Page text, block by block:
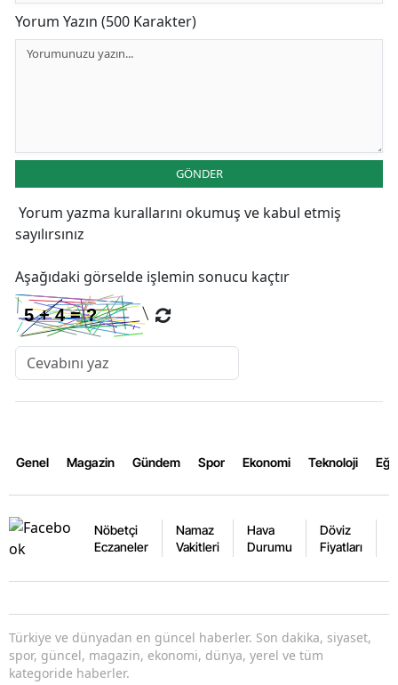
Yorum Yazın (500 Karakter)
GÖNDER
Yorum yazma kurallarını okumuş ve kabul etmiş
sayılırsınız
Aşağıdaki görselde işlemin sonucu kaçtır
Genel Magazin Gündem Spor Ekonomi Teknoloji
Nöbetçi
Eczaneler
Namaz
Vakitleri
Hava
Durumu
Döviz
Fiyatları
Türkiye ve dünyadan en güncel haberler. Son dakika, siyaset,
spor, güncel, magazin, ekonomi, dünya, yerel ve tüm
kategoride haberler.